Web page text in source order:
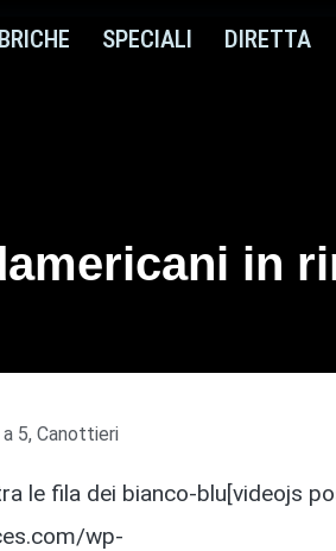
SPECIALI DIRETTA
in
5, Canottieri
le fila dei bianco-blu[videojs
wp-